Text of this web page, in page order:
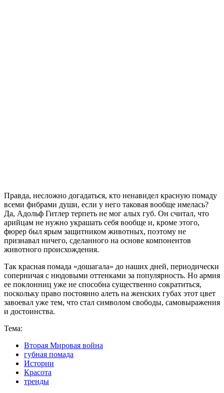
Правда, несложно догадаться, кто ненавидел красную помаду
всеми фибрами души, если у него таковая вообще имелась?
Да, Адольф Гитлер терпеть не мог алых губ. Он считал, что
арийцам не нужно украшать себя вообще и, кроме этого,
фюрер был ярым защитником животных, поэтому не
признавал ничего, сделанного на основе компонентов
животного происхождения.
Так красная помада «дошагала» до наших дней, периодически
соперничая с нюдовыми оттенками за популярность. Но армия
ее поклонниц уже не способна существенно сократиться,
поскольку право постоянно алеть на женских губах этот цвет
завоевал уже тем, что стал символом свободы, самовыражения
и достоинства.
Тема:
Вторая Мировая война
губная помада
Истории
Красота
тренды